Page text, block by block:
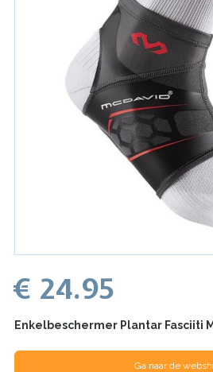
€ 24.95
Enkelbeschermer Plantar Fasciiti M
Ga naar de